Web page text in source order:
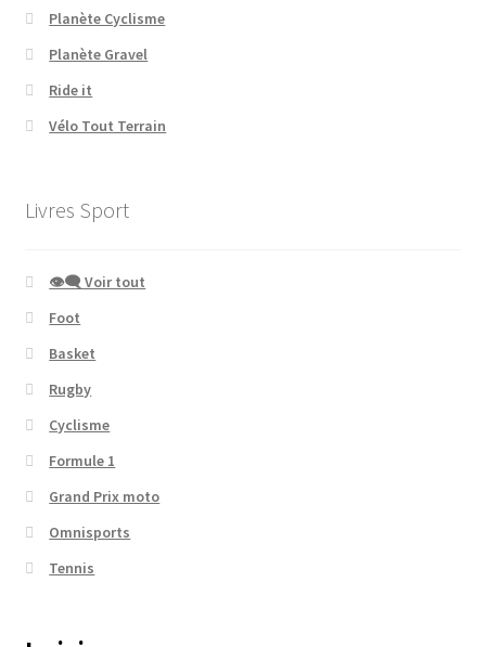
Planète Cyclisme
Planète Gravel
Ride it
Vélo Tout Terrain
Livres Sport
👁‍🗨 Voir tout
Foot
Basket
Rugby
Cyclisme
Formule 1
Grand Prix moto
Omnisports
Tennis